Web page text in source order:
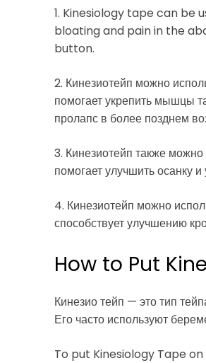
1. Kinesiology tape can be
bloating and pain in the
button.
2. Кинезиотейп можно
помогает укрепить мышцы
пролапс в более позднем
3. Кинезиотейп также
помогает улучшить осанку
4. Кинезиотейп можно
способствует улучшению
How to Put
Кинезио тейп — это тип
Его часто используют
To put Kinesiology Tape